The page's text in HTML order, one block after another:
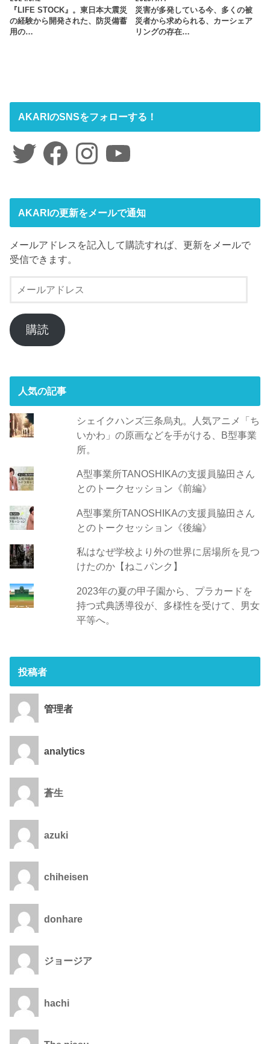
『LIFE STOCK』。東日本大震災
の経験から開発された、防災備蓄
用の…
災害が多発している今、多くの被
災者から求められる、カーシェア
リングの存在…
AKARIのSNSをフォローする！
Twitter FacebookInstagramYouTube
AKARIの更新をメールで通知
メールアドレスを記入して購読すれば、更新をメールで
受信できます。
ー
ア
ド
購読
人気の記事
シェイクハンズ三条烏丸。人気アニメ「ち
いかわ」の原画などを手がける、B型事業
所。
A型事業所TANOSHIKAの支援員脇田さん
とのトークセッション《前編》
A型事業所TANOSHIKAの支援員脇田さん
とのトークセッション《後編》
私はなぜ学校より外の世界に居場所を見つ
けたのか【ねこパンク】
2023年の夏の甲子園から、プラカードを
持つ式典誘導役が、多様性を受けて、男女
平等へ。
投稿者
管理者
analytics
蒼生
azuki
chiheisen
donhare
ジョージア
hachi